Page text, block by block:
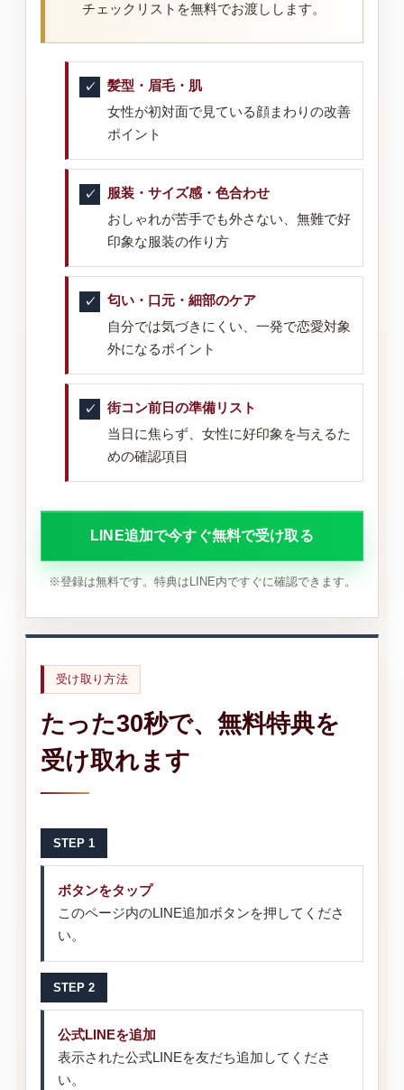
チェックリストを無料でお渡しします。
髪型・眉毛・肌
女性が初対面で見ている顔まわりの改善
ポイント
服装・サイズ感・色合わせ
おしゃれが苦手でも外さない、無難で好
印象な服装の作り方
匂い・口元・細部のケア
自分では気づきにくい、一発で恋愛対象
外になるポイント
街コン前日の準備リスト
当日に焦らず、女性に好印象を与えるた
めの確認項目
LINE追加で今すぐ無料で受け取る
※登録は無料です。特典はLINE内ですぐに確認できます。
受け取り方法
たった30秒で、無料特典を
受け取れます
STEP 1
ボタンをタップ
このページ内のLINE追加ボタンを押してくださ
い。
STEP 2
公式LINEを追加
表示された公式LINEを友だち追加してくださ
い。